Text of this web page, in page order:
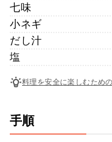
七味
小ネギ
だし汁
塩
料理を安全に楽しむため
手順